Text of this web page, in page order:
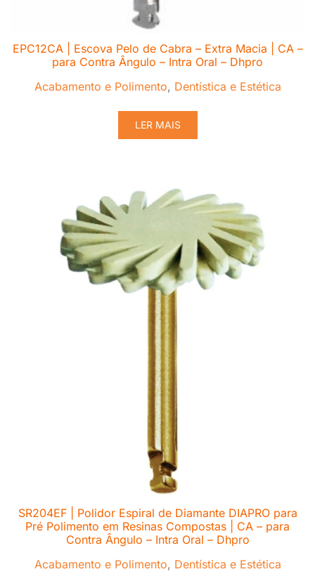
EPC12CA | Escova Pelo de Cabra – Extra Macia | CA –
para Contra Ângulo – Intra Oral – Dhpro
Acabamento e Polimento, Dentística e Estética
LER MAIS
SR204EF | Polidor Espiral de Diamante DIAPRO para
Pré Polimento em Resinas Compostas | CA – para
Contra Ângulo – Intra Oral – Dhpro
Acabamento e Polimento, Dentística e Estética